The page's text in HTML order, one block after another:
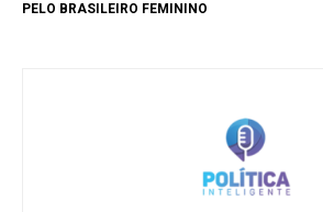
PELO BRASILEIRO FEMININO